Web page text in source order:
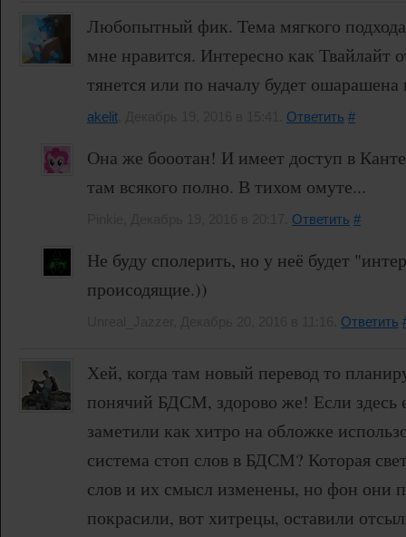
Любопытный фик. Тема мягкого
мне нравится. Интересно как Твайлайт
тянется или по началу будет
akelit Ответить #
Она же бооотан! И имеет доступ в
там всякого полно. В тихом омуте...
Ответить #
Не буду сполерить, но у неё будет
происодящие.))
Ответить
Хей, когда там новый перевод то
понячий БДСМ, здорово же! Если здесь
заметили как хитро на обложке
система стоп слов в БДСМ? Которая
слов и их смысл изменены, но фон они
покрасили, вот хитрецы, оставили